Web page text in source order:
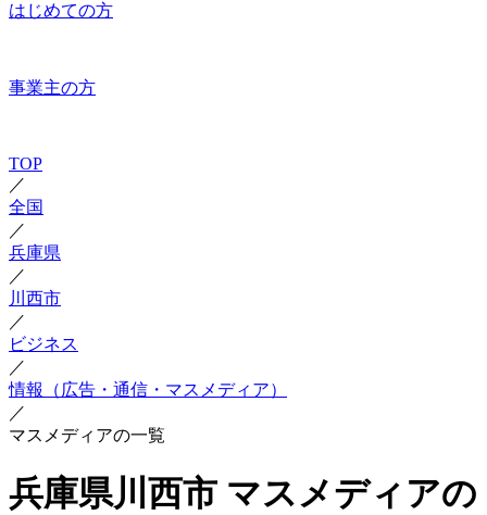
はじめての方
事業主の方
TOP
／
全国
／
兵庫県
／
川西市
／
ビジネス
／
情報（広告・通信・マスメディア）
／
マスメディアの一覧
兵庫県川西市 マスメディアの